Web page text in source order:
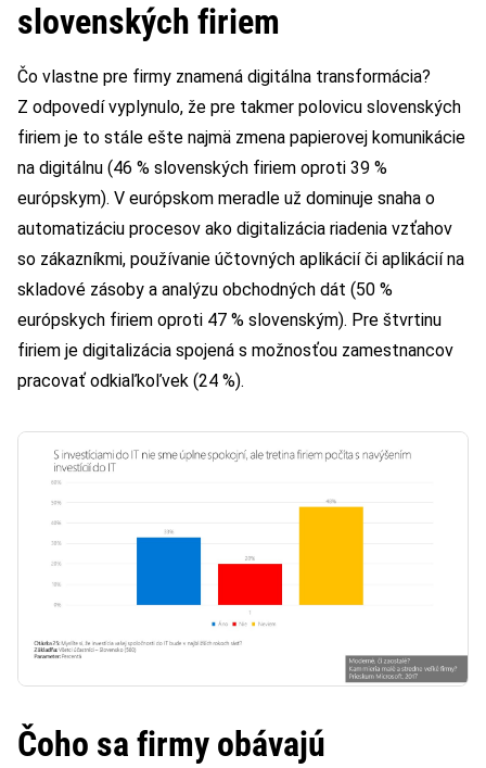
slovenských firiem
Čo vlastne pre firmy znamená digitálna transformácia?
Z odpovedí vyplynulo, že pre takmer polovicu slovenských
firiem je to stále ešte najmä zmena papierovej komunikácie
na digitálnu (46 % slovenských firiem oproti 39 %
európskym). V európskom meradle už dominuje snaha o
automatizáciu procesov ako digitalizácia riadenia vzťahov
so zákazníkmi, používanie účtovných aplikácií či aplikácií na
skladové zásoby a analýzu obchodných dát (50 %
európskych firiem oproti 47 % slovenským). Pre štvrtinu
firiem je digitalizácia spojená s možnosťou zamestnancov
pracovať odkiaľkoľvek (24 %).
Čoho sa firmy obávajú